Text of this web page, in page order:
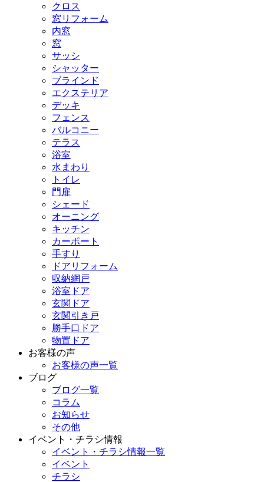
クロス
窓リフォーム
内窓
窓
サッシ
シャッター
ブラインド
エクステリア
デッキ
フェンス
バルコニー
テラス
浴室
水まわり
トイレ
門扉
シェード
オーニング
キッチン
カーポート
手すり
ドアリフォーム
収納網戸
浴室ドア
玄関ドア
玄関引き戸
勝手口ドア
物置ドア
お客様の声
お客様の声一覧
ブログ
ブログ一覧
コラム
お知らせ
その他
イベント・チラシ情報
イベント・チラシ情報一覧
イベント
チラシ